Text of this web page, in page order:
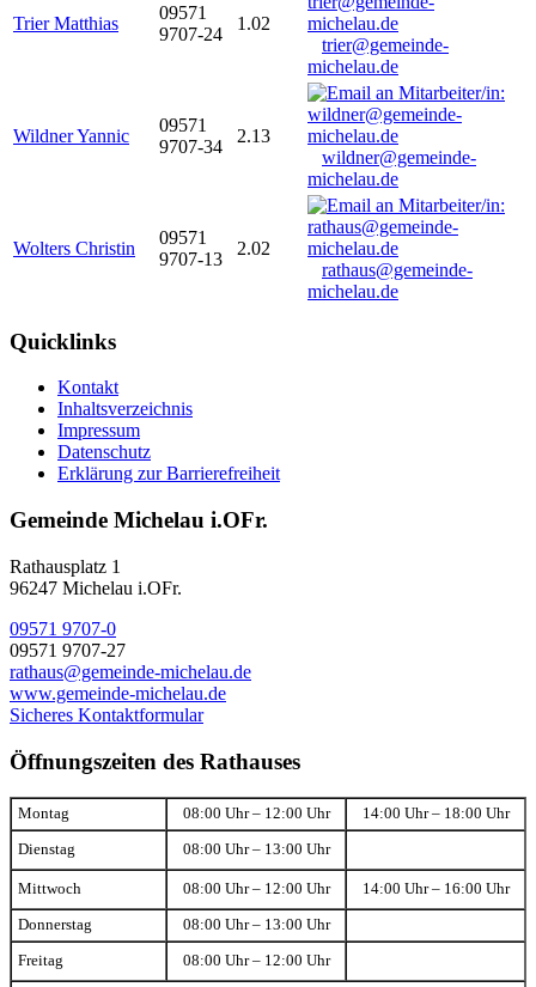
Trier Matthias
09571
9707-24
1.02
trier@gemeinde-
michelau.de
Wildner Yannic
09571
9707-34
2.13
wildner@gemeinde-
michelau.de
Wolters Christin
09571
9707-13
2.02
rathaus@gemeinde-
michelau.de
Quicklinks
Kontakt
Inhaltsverzeichnis
Impressum
Datenschutz
Erklärung zur Barrierefreiheit
Gemeinde Michelau i.OFr.
Rathausplatz 1
96247 Michelau i.OFr.
09571 9707-0
09571 9707-27
rathaus@gemeinde-michelau.de
www.gemeinde-michelau.de
Sicheres Kontaktformular
Öffnungszeiten des Rathauses
Montag 08:00 Uhr – 12:00 Uhr 14:00 Uhr – 18:00 Uhr
Dienstag 08:00 Uhr – 13:00 Uhr
Mittwoch 08:00 Uhr – 12:00 Uhr 14:00 Uhr – 16:00 Uhr
Donnerstag 08:00 Uhr – 13:00 Uhr
Freitag 08:00 Uhr – 12:00 Uhr